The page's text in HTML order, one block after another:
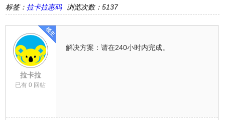
标签： 拉卡拉惠码 浏览次数：5137
拉卡拉
已有 0 回帖
解决方案：请在240小时内完成。